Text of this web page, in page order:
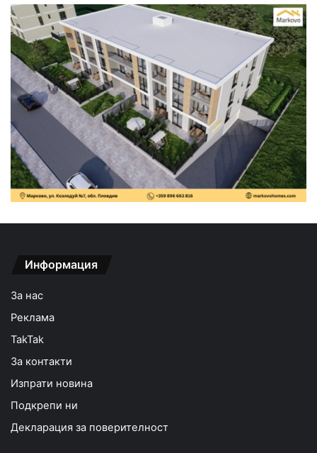
Информация
За нас
Реклама
TakTak
За контакти
Изпрати новина
Подкрепи ни
Декларация за поверителност